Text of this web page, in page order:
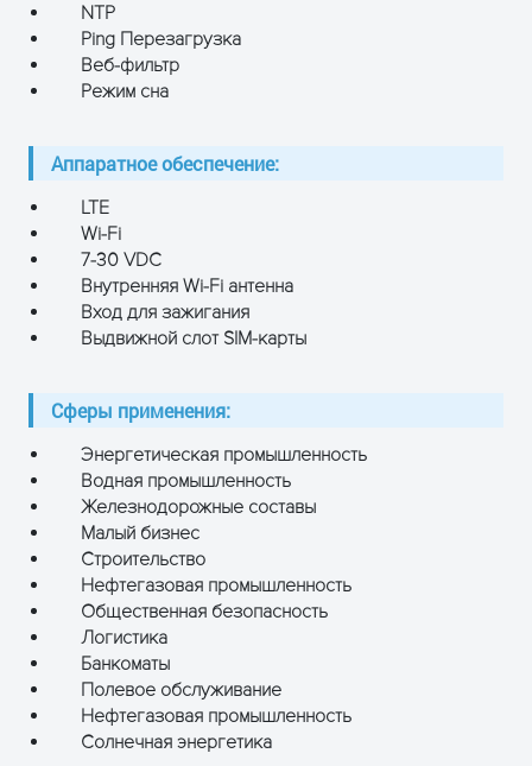
NTP
Ping Перезагрузка
Веб-фильтр
Режим сна
Аппаратное обеспечение:
LTE
Wi-Fi
7-30 VDC
Внутренняя Wi-Fi антенна
Вход для зажигания
Выдвижной слот SIM-карты
Сферы применения:
Энергетическая промышленность
Водная промышленность
Железнодорожные составы
Малый бизнес
Строительство
Нефтегазовая промышленность
Общественная безопасность
Логистика
Банкоматы
Полевое обслуживание
Нефтегазовая промышленность
Солнечная энергетика